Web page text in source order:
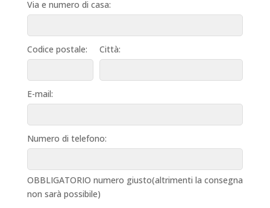
Via e numero di casa:
Codice postale: Città:
E-mail:
Numero di telefono:
OBBLIGATORIO numero giusto(altrimenti la consegna
non sarà possibile)